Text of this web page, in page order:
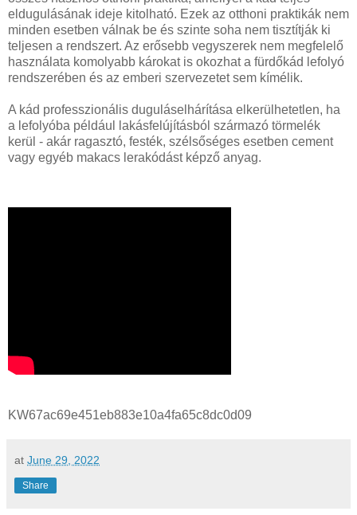
eldugulásának ideje kitolható. Ezek az otthoni praktikák nem
minden esetben válnak be és szinte soha nem tisztítják ki
teljesen a rendszert. Az erősebb vegyszerek nem megfelelő
használata komolyabb károkat is okozhat a fürdőkád lefolyó
rendszerében és az emberi szervezetet sem kímélik.
A kád professzionális duguláselhárítása elkerülhetetlen, ha
a lefolyóba például lakásfelújításból származó törmelék
kerül - akár ragasztó, festék, szélsőséges esetben cement
vagy egyéb makacs lerakódást képző anyag.
KW67ac69e451eb883e10a4fa65c8dc0d09
at June 29, 2022
Share